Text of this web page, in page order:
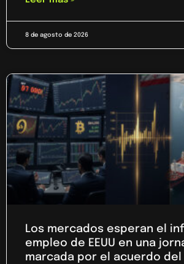
8 de agosto de 2026
Los mercados esperan el
empleo de EEUU en una
marcada por el acuerdo del